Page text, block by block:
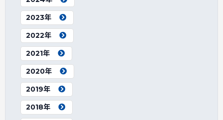
2023年
2022年
2021年
2020年
2019年
2018年